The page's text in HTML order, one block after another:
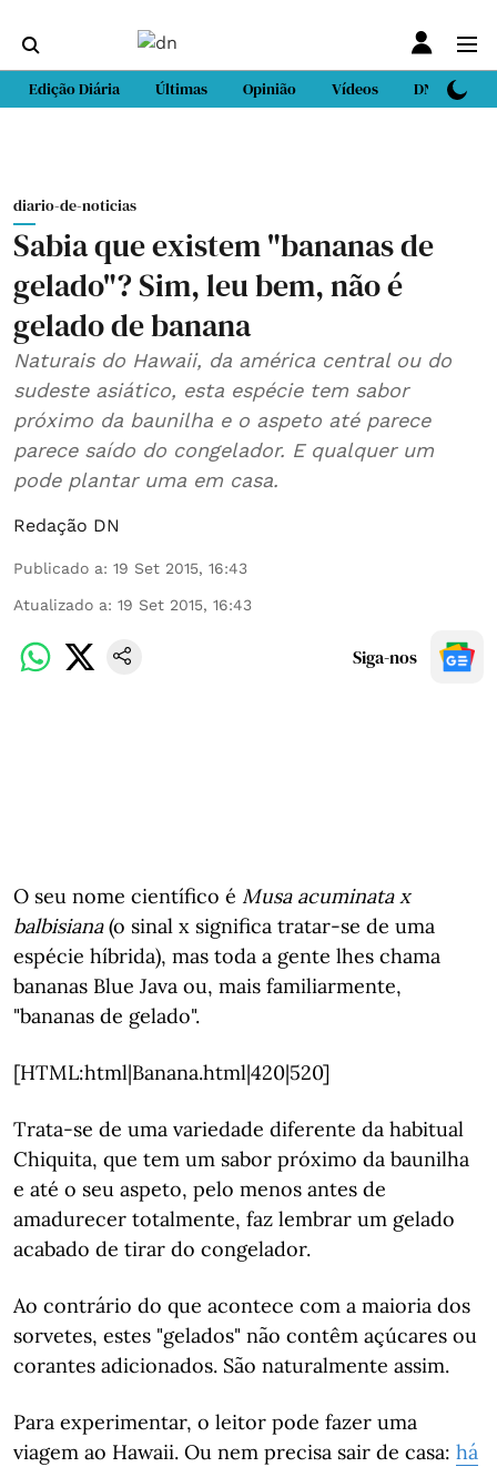
Edição Diária Últimas Opinião Vídeos DN Sport
diario-de-noticias
Sabia que existem "bananas de
gelado"? Sim, leu bem, não é
gelado de banana
Naturais do Hawaii, da américa central ou do
sudeste asiático, esta espécie tem sabor
próximo da baunilha e o aspeto até parece
parece saído do congelador. E qualquer um
pode plantar uma em casa.
Redação DN
Publicado a: 19 Set 2015, 16:43
Atualizado a: 19 Set 2015, 16:43
Siga-nos
O seu nome científico é Musa acuminata x
balbisiana(o sinal x significa tratar-se de uma
espécie híbrida), mas toda a gente lhes chama
bananas Blue Java ou, mais familiarmente,
"bananas de gelado".
[HTML:html|Banana.html|420|520]
Trata-se de uma variedade diferente da habitual
Chiquita, que tem um sabor próximo da baunilha
e até o seu aspeto, pelo menos antes de
amadurecer totalmente, faz lembrar um gelado
acabado de tirar do congelador.
Ao contrário do que acontece com a maioria dos
sorvetes, estes "gelados" não contêm açúcares ou
corantes adicionados. São naturalmente assim.
Para experimentar, o leitor pode fazer uma
viagem ao Hawaii. Ou nem precisa sair de casa: há